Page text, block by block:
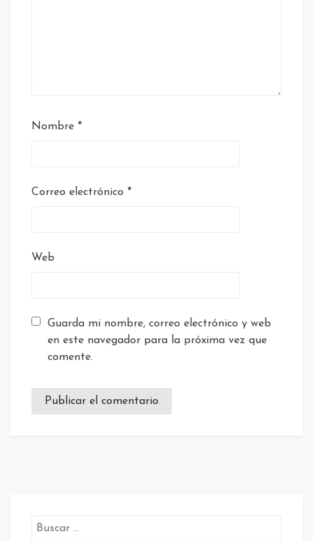
Nombre *
Correo electrónico *
Web
Guarda mi nombre, correo electrónico y web
en este navegador para la próxima vez que
comente.
Buscar: